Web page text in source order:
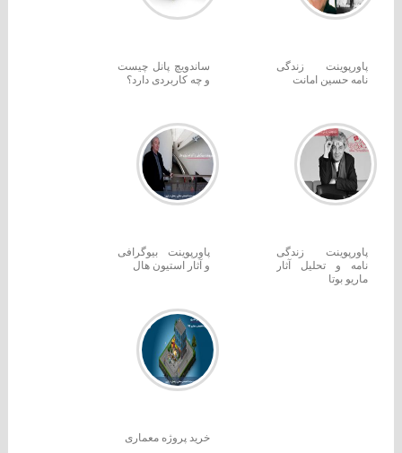
پاورپوینت زندگی
نامه حسین امانت
ساندویچ پانل چیست
و چه کاربردی دارد؟
پاورپوینت زندگی
نامه و تحلیل آثار
ماریو بوتا
پاورپوینت بیوگرافی
و آثار استیون هال
خرید پروژه معماری